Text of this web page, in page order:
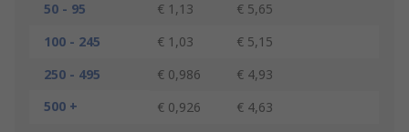
50 - 95
€ 1,13
€ 5,65
100 - 245
€ 1,03
€ 5,15
250 - 495
€ 0,986
€ 4,93
500 +
€ 0,926 € 4,63